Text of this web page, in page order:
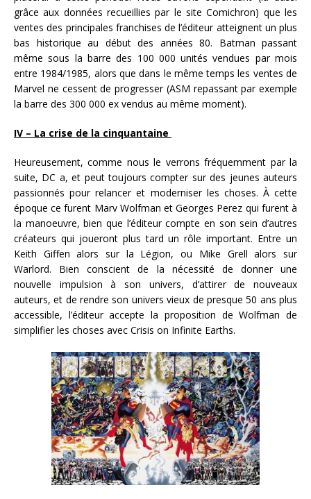
grâce aux données recueillies par le site Comichron) que les
ventes des principales franchises de l’éditeur atteignent un plus
bas historique au début des années 80. Batman passant
même sous la barre des 100 000 unités vendues par mois
entre 1984/1985, alors que dans le même temps les ventes de
Marvel ne cessent de progresser (ASM repassant par exemple
la barre des 300 000 ex vendus au même moment).
IV – La crise de la cinquantaine
Heureusement, comme nous le verrons fréquemment par la
suite, DC a, et peut toujours compter sur des jeunes auteurs
passionnés pour relancer et moderniser les choses. À cette
époque ce furent Marv Wolfman et Georges Perez qui furent à
la manoeuvre, bien que l’éditeur compte en son sein d’autres
créateurs qui joueront plus tard un rôle important. Entre un
Keith Giffen alors sur la Légion, ou Mike Grell alors sur
Warlord. Bien conscient de la nécessité de donner une
nouvelle impulsion à son univers, d’attirer de nouveaux
auteurs, et de rendre son univers vieux de presque 50 ans plus
accessible, l’éditeur accepte la proposition de Wolfman de
simplifier les choses avec Crisis on Infinite Earths.